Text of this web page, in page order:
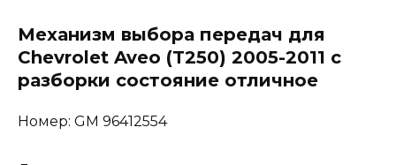
Механизм выбора передач для
Chevrolet Aveo (T250) 2005-2011 с
разборки состояние отличное
Номер: GM 96412554